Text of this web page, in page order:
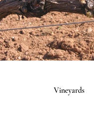
Vineyards